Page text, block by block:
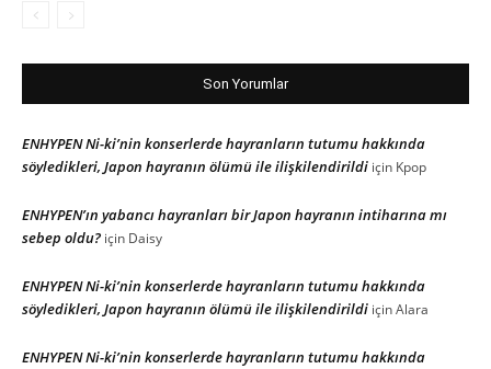
Son Yorumlar
ENHYPEN Ni-ki’nin konserlerde hayranların tutumu hakkında
söyledikleri, Japon hayranın ölümü ile ilişkilendirildi için Kpop
ENHYPEN’ın yabancı hayranları bir Japon hayranın intiharına mı
sebep oldu? için Daisy
ENHYPEN Ni-ki’nin konserlerde hayranların tutumu hakkında
söyledikleri, Japon hayranın ölümü ile ilişkilendirildi içinAlara
ENHYPEN Ni-ki’nin konserlerde hayranların tutumu hakkında